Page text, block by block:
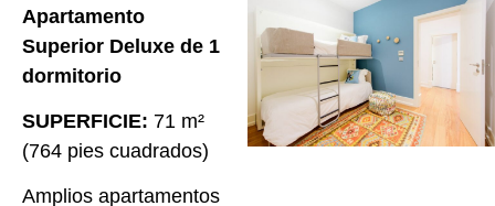
Apartamento
Superior Deluxe de 1
dormitorio
SUPERFICIE: 71 m²
(764 pies cuadrados)
Amplios apartamentos